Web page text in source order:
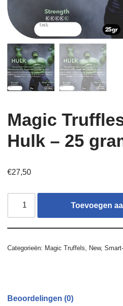
Magic
Hulk – 25
€27,50
Toevoegen
Categorieën: Magic Truffels New,
Beoordelingen (0)